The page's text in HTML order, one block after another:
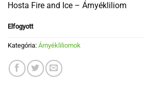
Hosta Fire and Ice – Árnyékliliom
Elfogyott
Kategória: Árnyékliliomok